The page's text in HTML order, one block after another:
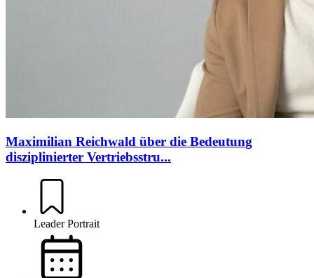
Maximilian Reichwald über die Bedeutung
disziplinierter Vertriebsstru...
Leader Portrait